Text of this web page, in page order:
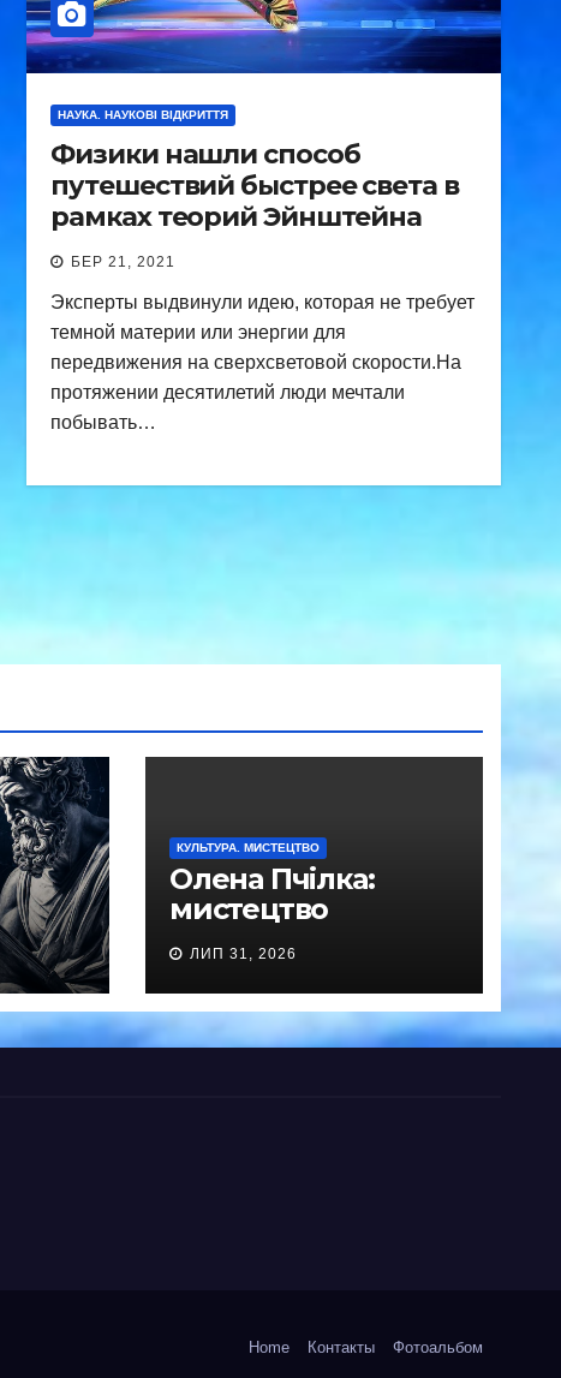
НАУКА. НАУКОВІ ВІДКРИТТЯ
Физики нашли способ
путешествий быстрее света в
рамках теорий Эйнштейна
БЕР 21, 2021
Эксперты выдвинули идею, которая не требует
темной материи или энергии для
передвижения на сверхсветовой скорости.На
протяжении десятилетий люди мечтали
побывать…
КУЛЬТУРА. МИСТЕЦТВО
Олена Пчілка:
мистецтво
прямостояння
ЛИП 31, 2026
Home Контакты Фотоальбом